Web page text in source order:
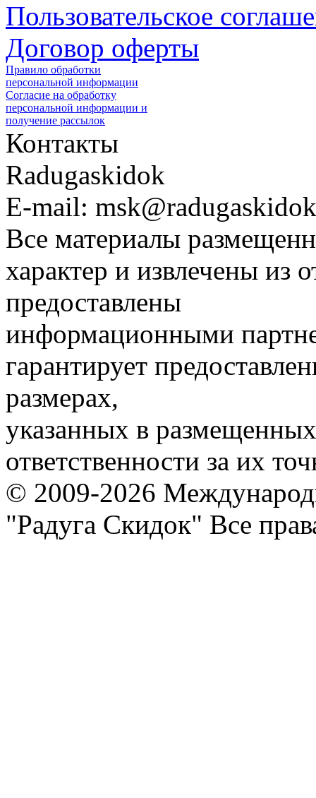
Пользовательское
Договор оферты
Правило обработки
персональной информации
Согласие на обработку
персональной информации и
получение рассылок
Контакты
Radugaskidok
E-mail:
Все материалы
характер и извлечены из
предоставлены
информационными
гарантирует
размерах,
указанных в
ответственности за их
© 2009-2026
"Радуга Скидок" Все